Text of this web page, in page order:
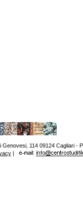
114 09124 Cagliari -
|